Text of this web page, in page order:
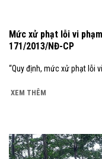
Mức xử phạt lỗi vi
171/2013/NĐ-CP
“Quy định, mức xử phạt lỗi
XEM THÊM